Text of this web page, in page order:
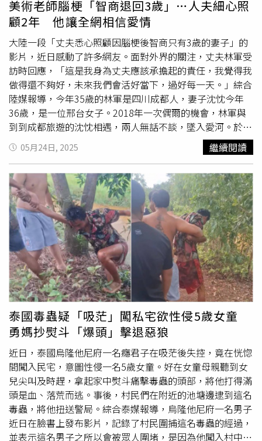
麻疹等過敏反應，此時中醫介入的最大價值不只在止癢，更
在於從根本調理體質、分階段修復，讓媽媽們能安心、穩定
地走過產後重建的每一步。
美術老師腦梗「智商退回3歲」…人夫細心照
顧2年 他讓全網相信愛情
大陸一段「丈夫悉心照顧因腦梗後智商只有3歲的妻子」的
影片，近日感動了許多網友。面對外界的關注，丈夫林軍受
訪時回應，「這是我身為丈夫應該承擔起的責任，我覺得我
做得還不夠好，未來我們會活好當下，過好每一天。」綜合
陸媒報導，今年35歲的林軍是四川成都人，妻子沈忱今年
36歲，是一位邢台女子。2018年一次偶爾的機會，林軍與
到到成都旅遊的沈忱相遇，兩人無話不談，墜入愛河。於
是，林軍決定為了愛情「
」到邢台。沈忱曾經是一名美
術老師，提到妻子，林軍說了四個「非常」，稱讚她「非常
優秀，為人非常好，長也非常好看，學校的師生都非常喜歡
她。聽得出來，林軍也非常愛自己的妻子。」結婚後，為了
給妻子更好的生活，林軍學習了滷肉技術，擺攤創業，兩人
就這樣過著幸福又平靜的生活。2023年10月15日，一通來
自沈忱同事的電話打破了平靜。「電話里說沈忱倒在了講台
上，不能說話了。」林軍回憶道，來不及多想，他連忙放下
手中的工作，跑到沈忱工作的地方，送她到醫院檢查救治。
沒想到，醫院檢查出沈忱患了腦梗。「我以前根本不知道腦
梗是什麽樣子的，後來在網上搜索後才知道，患腦梗後會出
現很多後遺症。」林軍說，妻子出現了大面積腦梗死，影響
到了認知、語言和肢體功能，不僅身體行動不便，智力也退
回到了3歲孩童般，甚至連林軍都不認識了，「當時我真是
很難過，心好像在滴血，但是我沒有放棄，我相信在我的努
力下，肯定能喚醒她，讓她慢慢想起來。」沈忱生活無法自
理，林軍就24小時照顧她；沈忱無法表達自己的想法，林軍
就一遍遍地教她說話、認詞；沈忱情緒激動容易失控，林軍
就陪在她身邊耐心安撫。如今，林軍的角色不只有丈夫，還
成了沈忱的認知老師、營養師和看護師。每天，林軍的日常
就是陪沈忱到醫院做康復訓練，照顧她的飲食起居。為了給
妻子治病，林軍花光了積蓄，加上還有幾十萬的房貸，心理
05月24日, 2025 繼續閱讀
泰國毒蟲疑「吸茫」闖私宅欲性侵5歲女童
勇媽抄熨斗「爆頭」擊退惡狼
近日，泰國烏隆他尼府一名癮君子在吸茫後失控，竟在恍惚
間闖入民宅，意圖性侵一名5歲女童。好在女童母親聽到女
兒尖叫及時趕，拿起家中熨斗痛擊毒蟲的頭部，將他打得滿
頭是血、落荒而逃。事後，村民們在附近的池塘邊逮到這名
毒蟲，將他扭送警局。綜合泰媒報導，烏隆他尼府一名男子
近日在臉書上發布影片，記錄了村民圍捕這名毒蟲的經過，
並表示這名男子之所以會被眾人圍堵，是因為他闖入村中一